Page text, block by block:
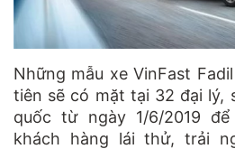
Những mẫu xe VinFast
tiên sẽ có mặt tại 32 đại lý,
quốc từ ngày 1/6/2019
khách hàng lái thử, trải